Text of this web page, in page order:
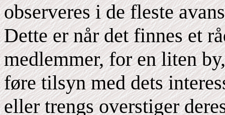
observeres i de fleste
Dette er når det finnes et
medlemmer, for en liten
føre tilsyn med dets
eller trengs overstiger